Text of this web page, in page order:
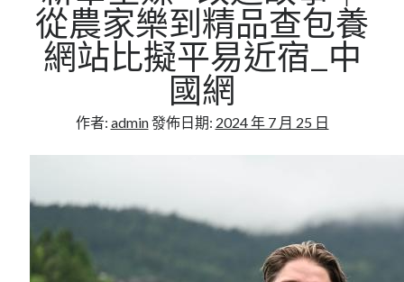
從農家樂到精品查包養
網站比擬平易近宿_中
國網
作者: admin發佈日期: 2024 年 7 月 25 日